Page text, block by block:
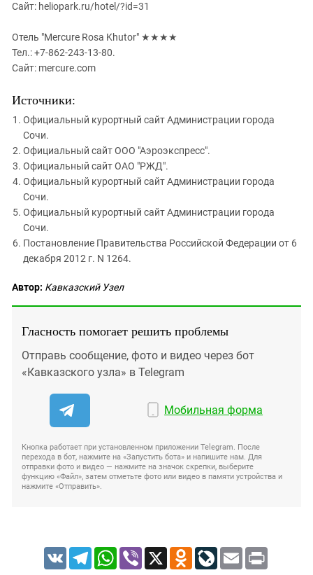
Сайт: heliopark.ru/hotel/?id=31
Отель "Mercure Rosa Khutor" ★★★★
Тел.: +7-862-243-13-80.
Сайт: mercure.com
Источники:
Официальный курортный сайт Администрации города
Сочи.
Официальный сайт ООО "Аэроэкспресс".
Официальный сайт ОАО "РЖД".
Официальный курортный сайт Администрации города
Сочи.
Официальный курортный сайт Администрации города
Сочи.
Постановление Правительства Российской Федерации от 6
декабря 2012 г. N 1264.
Автор: Кавказский Узел
Гласность помогает решить проблемы
Отправь сообщение, фото и видео через бот
«Кавказского узла» в Telegram
Мобильная форма
Кнопка работает при установленном приложении Telegram. После
перехода в бот, нажмите на «Запустить бота» и напишите нам. Для
отправки фото и видео — нажмите на значок скрепки, выберите
функцию «Файл», затем отметьте фото или видео в памяти устройства и
нажмите «Отправить».
VK TelegramWhatsApp
Viber X Odnoklassniki
LiveJournal
Email Print